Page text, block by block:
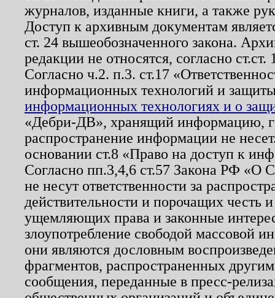
журналов, изданные книги, а также
Доступ к архивным документам
ст. 24 вышеобозначенного закона.
редакции не относятся, согласно
Согласно ч.2. п.3. ст.17
информационных технологий и
информационных технологиях и о
«Дебри-ДВ», хранящий информацию,
распространение информации не
основании ст.8 «Право на доступ к
Согласно пп.3,4,6 ст.57 Закона РФ «О
не несут ответственности за
действительности и порочащих честь
ущемляющих права и законные
злоупотребление свободой массовой
они являются дословным
фрагментов, распространенных
сообщения, переданные в пресс-